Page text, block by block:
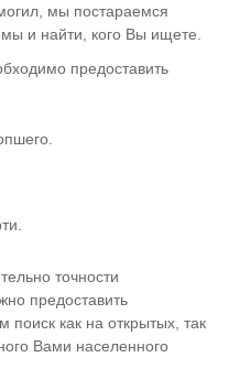
мы постараемся
и найти, кого Вы ищете.
предоставить
точности
предоставить
как на открытых, так
Вами населенного